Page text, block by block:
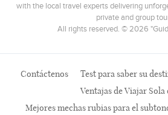
with the local travel experts delivering
private and group
All rights reserved. © 2026
Contáctenos
Test para saber su
Ventajas de Viajar Sola
Mejores mechas rubias para el